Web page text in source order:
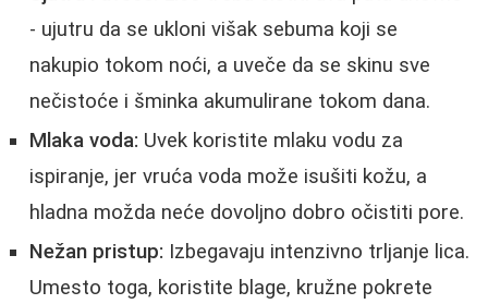
- ujutru da se ukloni višak sebuma koji se
nakupio tokom noći, a uveče da se skinu sve
nečistoće i šminka akumulirane tokom dana.
Mlaka voda: Uvek koristite mlaku vodu za
ispiranje, jer vruća voda može isušiti kožu, a
hladna možda neće dovoljno dobro očistiti pore.
Nežan pristup: Izbegavaju intenzivno trljanje lica.
Umesto toga, koristite blage, kružne pokrete